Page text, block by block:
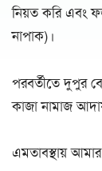
নিয়ত করি এবং
নাপাক)।
পরবর্তীতে দুপুর
কাজা নামাজ
এমতাবস্থায়